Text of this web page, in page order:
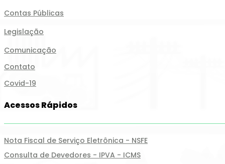
Contas Públicas
Legislação
Comunicação
Contato
Covid-19
Acessos Rápidos
Nota Fiscal de Serviço Eletrônica - NSFE
Consulta de Devedores - IPVA - ICMS